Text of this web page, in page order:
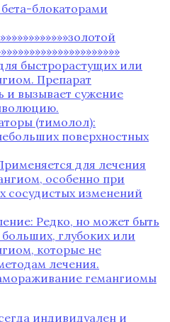
блокаторами
быстрорастущих или
Препарат
и вызывает сужение
(тимолол):
поверхностных
для лечения
особенно при
сосудистых изменений
Редко‚ но может быть
глубоких или
которые не
лечения.
гемангиомы
индивидуален и